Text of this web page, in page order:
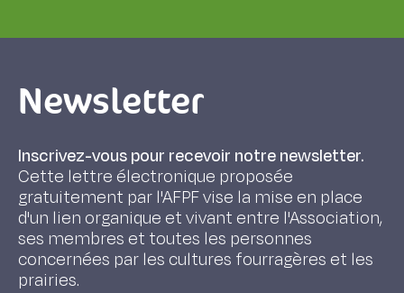
Newsletter
Inscrivez-vous pour recevoir notre newsletter.
Cette lettre électronique proposée
gratuitement par l'AFPF vise la mise en place
d'un lien organique et vivant entre l'Association,
ses membres et toutes les personnes
concernées par les cultures fourragères et les
prairies.